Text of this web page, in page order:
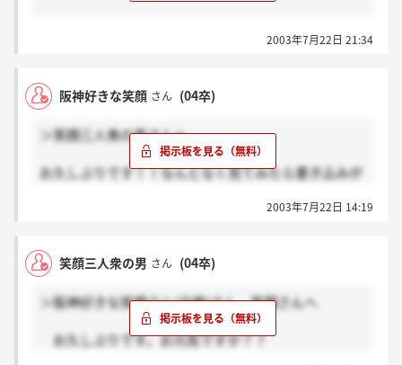
ている会社も少ないですし、ぼちぼちやってます。
ってきます！！また報告しますね！
大変ですね（＞＜）
最終面接頑張って下さい！！
イキューブ（就職コンパス）さんのおかげなんよ。
間くらいで1つのテーマについての相談会があって。
営業職、リフォーム業界、就職活動に役立つ情報を
おしえてもらんたんよー。
1時間テーマについてのお話し。残りの1時間は就活に
2003年7月22日 21:34
阪神好きな笑顔 さん (04卒)
＞笑顔三人衆の男さんへ
お久しぶりです！！なんとなく見てみたら書き込みが
たんですね。なんかすごいですね（笑）
最終面接でだめだったんですか。でも、他社で内定を
取り、そちらで頑張られるということで、安心しまし
している会社も少ないですし、ぼちぼちやってます。
でも8月2日に最終面接を受ける会社があるので、頑張
ってきます！！また報告しますね！
2003年7月22日 14:19
笑顔三人衆の男 さん (04卒)
＞阪神好きな笑顔さん(近畿)さん，笑顔さんへ
お久しぶりです。お元気ですか？？